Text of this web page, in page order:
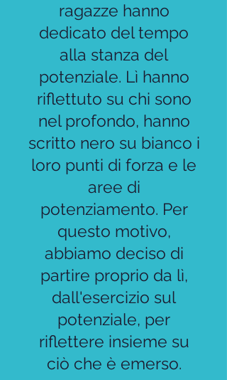
ragazze hanno
dedicato del tempo
alla stanza del
potenziale. Lì hanno
riflettuto su chi sono
nel profondo, hanno
scritto nero su bianco i
loro punti di forza e le
aree di
potenziamento. Per
questo motivo,
abbiamo deciso di
partire proprio da lì,
dall'esercizio sul
potenziale, per
riflettere insieme su
ciò che è emerso.